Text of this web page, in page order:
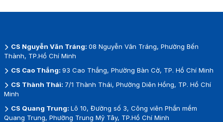
CS Nguyễn Văn Tráng: 08 Nguyễn Văn Tráng, Phường Bến
Thành, TP.Hồ Chí Minh
CS Cao Thắng: 93 Cao Thắng, Phường Bàn Cờ, TP. Hồ Chí Minh
CS Thành Thái: 7/1 Thành Thái, Phường Diên Hồng, TP. Hồ Chí
Minh
CS Quang Trung: Lô 10, Đường số 3, Công viên Phần mềm
Quang Trung, Phường Trung Mỹ Tây, TP.Hồ Chí Minh